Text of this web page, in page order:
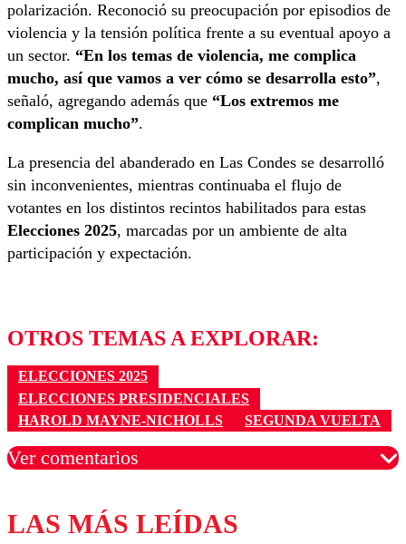
polarización. Reconoció su preocupación por episodios de
violencia y la tensión política frente a su eventual apoyo a
un sector. “En los temas de violencia, me complica
mucho, así que vamos a ver cómo se desarrolla esto”,
señaló, agregando además que “Los extremos me
complican mucho”.
La presencia del abanderado en Las Condes se desarrolló
sin inconvenientes, mientras continuaba el flujo de
votantes en los distintos recintos habilitados para estas
Elecciones 2025, marcadas por un ambiente de alta
participación y expectación.
OTROS TEMAS A EXPLORAR:
ELECCIONES 2025
ELECCIONES PRESIDENCIALES
HAROLD MAYNE-NICHOLLS
SEGUNDA VUELTA
Ver comentarios
Los comentarios son moderados para garantizar un
diálogo respetuoso.
LAS MÁS LEÍDAS